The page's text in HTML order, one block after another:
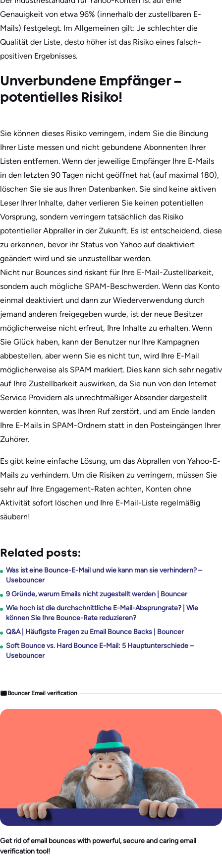
Genauigkeit von etwa 96% (innerhalb der zustellbaren E-
Mails) festgelegt. Im Allgemeinen gilt: Je schlechter die
Qualität der Liste, desto höher ist das Risiko eines falsch-
positiven Ergebnisses.
Unverbundene Empfänger –
potentielles Risiko!
Sie können dieses Risiko verringern, indem Sie die Bindung
Ihrer Liste messen und nicht gebundene Abonnenten Ihrer
Listen entfernen. Wenn der jeweilige Empfänger Ihre E-Mails
in den letzten 90 Tagen nicht geöffnet hat (auf maximal 180),
löschen Sie sie aus Ihren Datenbanken. Sie sind keine aktiven
Leser Ihrer Inhalte, daher verlieren Sie keinen potentiellen
Vorsprung, sondern verringern tatsächlich das Risiko
potentieller Abpraller in der Zukunft. Es ist entscheidend, diese
zu erkennen, bevor ihr Status von Yahoo auf deaktiviert
geändert wird und sie unzustellbar werden.
Nicht nur Bounces sind riskant für Ihre E-Mail-Zustellbarkeit,
sondern auch mögliche SPAM-Beschwerden. Wenn das Konto
einmal deaktiviert und dann zur Wiederverwendung durch
jemand anderen freigegeben wurde, ist der neue Besitzer
möglicherweise nicht erfreut, Ihre Inhalte zu erhalten. Wenn
Sie Glück haben, kann der Benutzer nur Ihre Kampagnen
abbestellen, aber wenn Sie es nicht tun, wird Ihre E-Mail
möglicherweise als SPAM markiert. Dies kann sich sehr negativ
auf Ihre Zustellbarkeit auswirken, da Sie nun von den Internet
Service Providern als unrechtmäßiger Absender dargestellt
werden könnten, was Ihren Ruf zerstört, und am Ende landen
Ihre E-Mails in SPAM-Ordnern statt in den Posteingängen Ihrer
Zuhörer.
Es gibt keine einfache Lösung, um das Abprallen von Yahoo-E-
Mails zu verhindern. Um die Risiken zu verringern, müssen Sie
sehr auf Ihre Engagement-Raten achten, Konten ohne
Aktivität sofort löschen und Ihre E-Mail-Liste regelmäßig
säubern!
Related posts:
Was ist eine Bounce-E-Mail und wie kann man sie verhindern? –
Usebouncer
9 Gründe, warum Emails nicht zugestellt werden | Bouncer
Wie hoch ist die durchschnittliche E-Mail-Absprungrate? | Wie
können Sie Ihre Bounce-Rate reduzieren?
Q&A | Häufigste Fragen zu Email Bounce Backs | Bouncer
Soft Bounce vs. Hard Bounce E-Mail: 5 Hauptunterschiede –
Usebouncer
Bouncer Email verification
Get rid of email bounces with powerful, secure and caring email
verification tool!